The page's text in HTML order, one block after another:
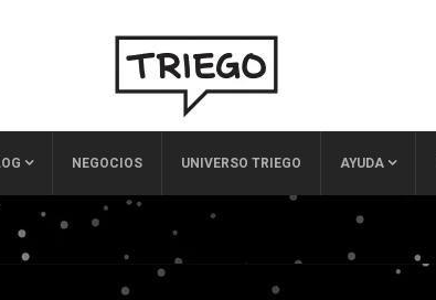
NEGOCIOS UNIVERSO TRIEGO AYUDA